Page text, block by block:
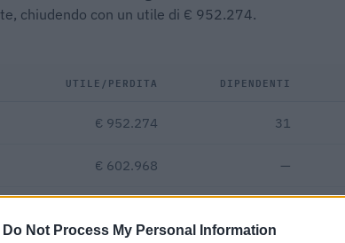
Do Not Process My Personal Information
chiudendo con un utile di € 952.274.
UTILE/PERDITA DIPENDENTI
€ 952.274 31
€ 602.968 —